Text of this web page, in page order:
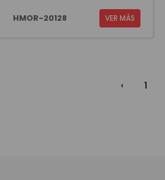
HMOR-20128 VER MÁS
‹ 1